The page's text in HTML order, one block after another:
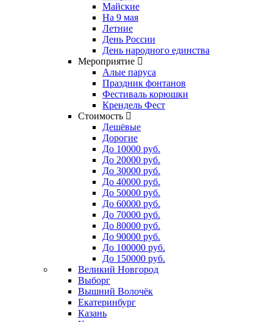
Майские
На 9 мая
Летние
День России
День народного единства
Мероприятие
Алые паруса
Праздник фонтанов
Фестиваль корюшки
Крендель Фест
Стоимость
Дешёвые
Дорогие
До 10000 руб.
До 20000 руб.
До 30000 руб.
До 40000 руб.
До 50000 руб.
До 60000 руб.
До 70000 руб.
До 80000 руб.
До 90000 руб.
До 100000 руб.
До 150000 руб.
Великий Новгород
Выборг
Вышний Волочёк
Екатеринбург
Казань